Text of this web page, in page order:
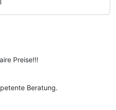
Preise!!!
Beratung.